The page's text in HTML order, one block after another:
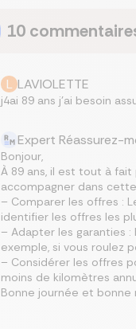
10 commentaire
L LAVIOLETTE
j4ai 89 ans j’ai besoin
Expert Réassurez-
Bonjour,
À 89 ans, il est tout à
accompagner dans
– Comparer les offres :
identifier les offres les
– Adapter les garanties
exemple, si vous roulez
– Considérer les offres
moins de kilomètres
Bonne journée et bonne